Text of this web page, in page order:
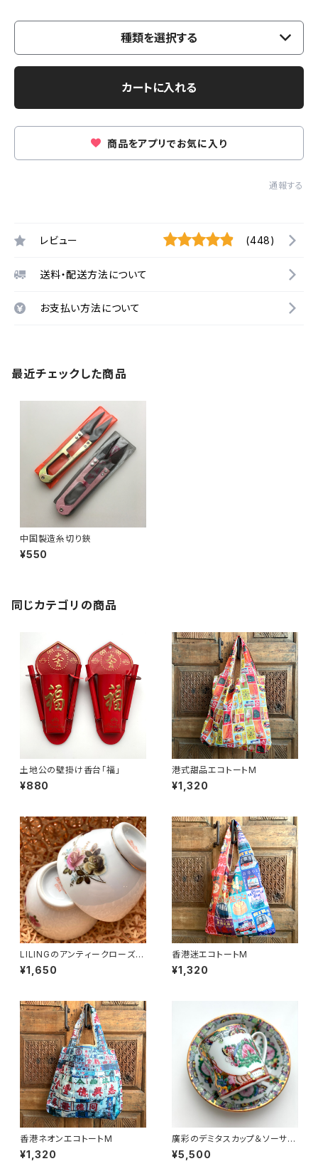
種類を選択する
カートに入れる
商品をアプリでお気に入り
通報する
レビュー (448)
送料・配送方法について
お支払い方法について
最近チェックした商品
中国製造糸切り鋏
¥550
同じカテゴリの商品
土地公の壁掛け香台「福」
¥880
港式甜品エコトートM
¥1,320
LILINGのアンティークローズ飯
碗〜70年代醴陵窯
¥1,650
香港迷エコトートM
¥1,320
香港ネオンエコトートM
¥1,320
廣彩のデミタスカップ＆ソーサー
（70年代廣彩デッドストック）
¥5,500